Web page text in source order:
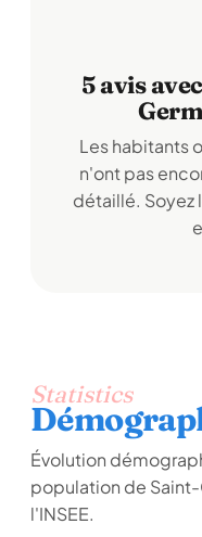
5 avis
Les habitants
n'ont pas
détaillé. Soyez
Statistics
Évolution
population de
l'INSEE.